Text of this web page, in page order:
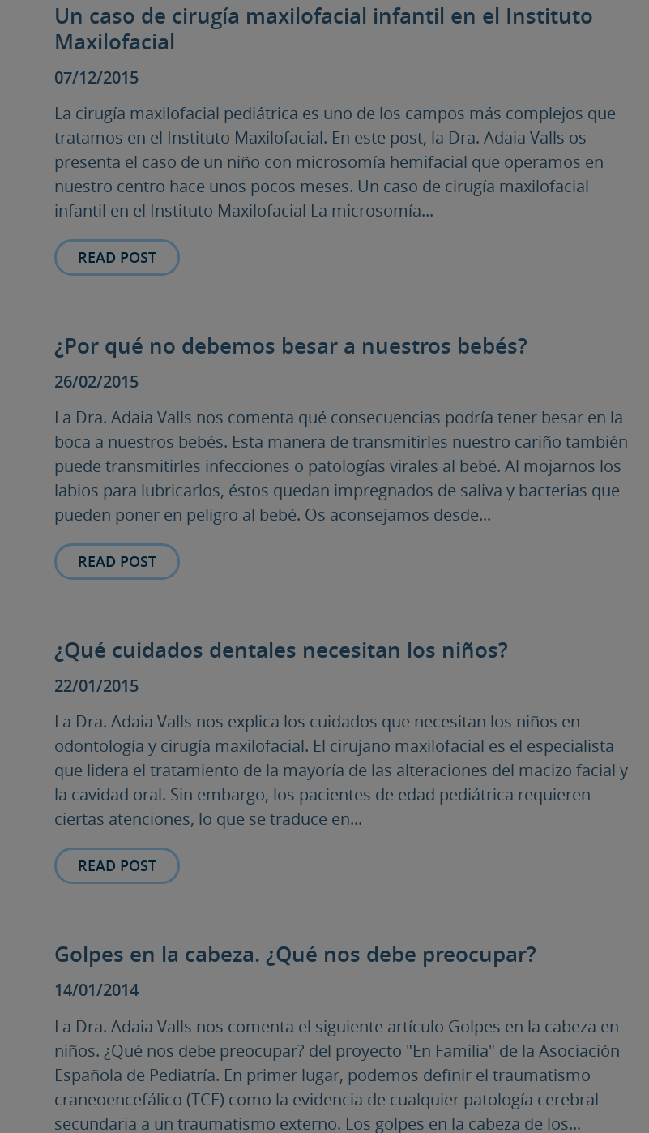
Un caso de cirugía maxilofacial infantil en el Instituto
Maxilofacial
07/12/2015
La cirugía maxilofacial pediátrica es uno de los campos más complejos que
tratamos en el Instituto Maxilofacial. En este post, la Dra. Adaia Valls os
presenta el caso de un niño con microsomía hemifacial que operamos en
nuestro centro hace unos pocos meses. Un caso de cirugía maxilofacial
infantil en el Instituto Maxilofacial La microsomía...
READ POST
¿Por qué no debemos besar a nuestros bebés?
26/02/2015
La Dra. Adaia Valls nos comenta qué consecuencias podría tener besar en la
boca a nuestros bebés. Esta manera de transmitirles nuestro cariño también
puede transmitirles infecciones o patologías virales al bebé. Al mojarnos los
labios para lubricarlos, éstos quedan impregnados de saliva y bacterias que
pueden poner en peligro al bebé. Os aconsejamos desde...
READ POST
¿Qué cuidados dentales necesitan los niños?
22/01/2015
La Dra. Adaia Valls nos explica los cuidados que necesitan los niños en
odontología y cirugía maxilofacial. El cirujano maxilofacial es el especialista
que lidera el tratamiento de la mayoría de las alteraciones del macizo facial y
la cavidad oral. Sin embargo, los pacientes de edad pediátrica requieren
ciertas atenciones, lo que se traduce en...
READ POST
Golpes en la cabeza. ¿Qué nos debe preocupar?
14/01/2014
La Dra. Adaia Valls nos comenta el siguiente artículo Golpes en la cabeza en
niños. ¿Qué nos debe preocupar? del proyecto "En Familia" de la Asociación
Española de Pediatría. En primer lugar, podemos definir el traumatismo
craneoencefálico (TCE) como la evidencia de cualquier patología cerebral
secundaria a un traumatismo externo. Los golpes en la cabeza de los...